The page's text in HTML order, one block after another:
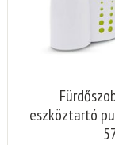
eszköztartó